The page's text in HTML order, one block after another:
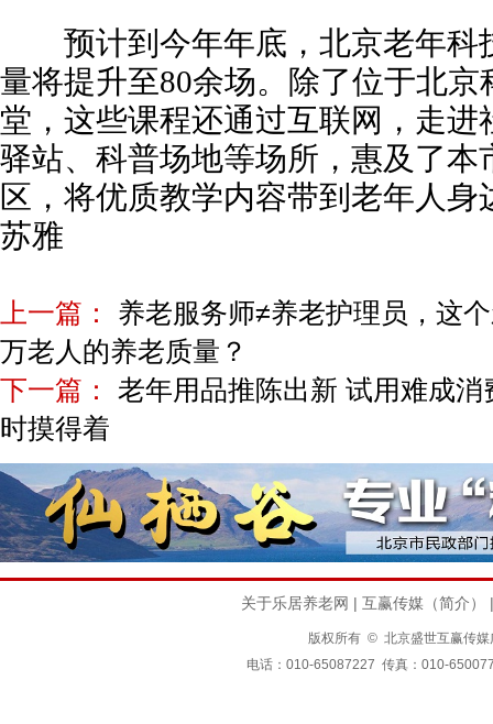
预计到今年年底，北京老年科
量将提升至80余场。除了位于北京
堂，这些课程还通过互联网，走进
驿站、科普场地等场所，惠及了本
区，将优质教学内容带到老年人
苏雅
上一篇：
养老服务师≠养老护理员，这
万老人的养老质量？
下一篇：
老年用品推陈出新 试用难成消
时摸得着
关于乐居养老网 | 互赢传媒（简介）
版权所有 © 北京盛世互赢传
电话：010-65087227 传真：010-